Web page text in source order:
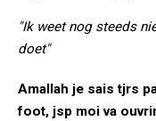
"Ik weet nog steeds
doet"
Amallah je sais tjrs
foot, jsp moi va